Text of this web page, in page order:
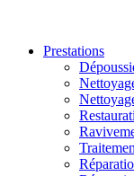
Prestations